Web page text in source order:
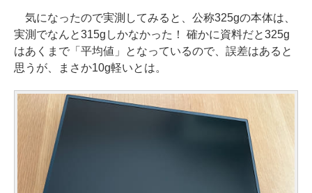
気になったので実測してみると、公称325gの本体は、
実測でなんと315gしかなかった！ 確かに資料だと325g
はあくまで「平均値」となっているので、誤差はあると
思うが、まさか10g軽いとは。